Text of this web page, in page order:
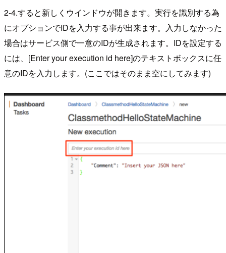
2-4.すると新しくウインドウが開きます。実行を識別する為
にオプションでIDを入力する事が出来ます。入力しなかった
場合はサービス側で一意のIDが生成されます。IDを設定する
には、[Enter your execution id here]のテキストボックスに任
意のIDを入力します。(ここではそのまま空にしてみます)